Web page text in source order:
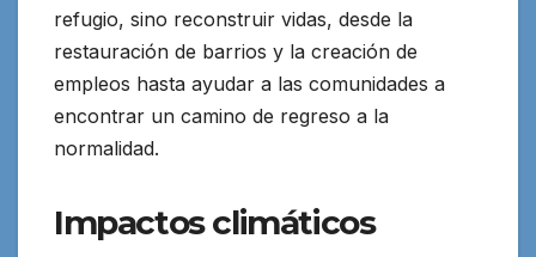
refugio, sino reconstruir vidas, desde la
restauración de barrios y la creación de
empleos hasta ayudar a las comunidades a
encontrar un camino de regreso a la
normalidad.
Impactos climáticos